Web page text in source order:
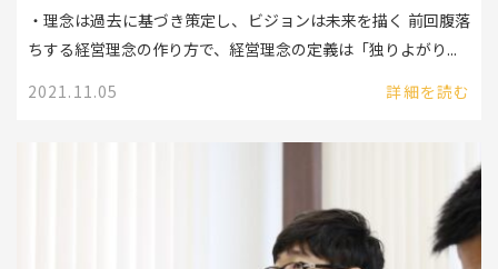
・理念は過去に基づき策定し、ビジョンは未来を描く 前回腹落
ちする経営理念の作り方で、経営理念の定義は「独りよがり...
2021.11.05
詳細を読む